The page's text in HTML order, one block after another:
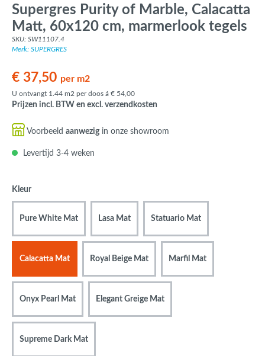
Supergres Purity of Marble, Calacatta
Matt, 60x120 cm, marmerlook tegels
SKU: SW11107.4
Merk: SUPERGRES
€ 37,50 per m2
U ontvangt 1.44 m2 per doos á € 54,00
Prijzen incl. BTW en excl. verzendkosten
Voorbeeld aanwezigin onze showroom
Levertijd 3-4 weken
Kleur
Pure White Mat Lasa Mat Statuario Mat
Calacatta Mat Royal Beige Mat Marfil Mat
Onyx Pearl Mat Elegant Greige Mat
Supreme Dark Mat